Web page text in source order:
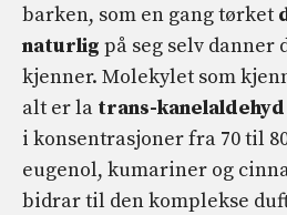
barken, som en gang tørket
naturlig på seg selv danner
kjenner. Molekylet som
alt er la trans-kanelaldehyd
i konsentrasjoner fra 70 til
eugenol, kumariner og
bidrar til den komplekse